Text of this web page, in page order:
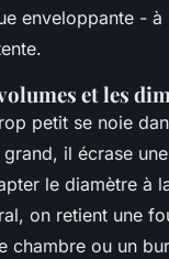
enveloppante - à
et les
petit se noie
il écrase
le diamètre à
on retient une
chambre ou un